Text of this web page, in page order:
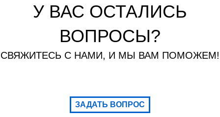
У ВАС ОСТАЛИСЬ
ВОПРОСЫ?
СВЯЖИТЕСЬ С НАМИ, И МЫ ВАМ ПОМОЖЕМ!
ЗАДАТЬ ВОПРОС